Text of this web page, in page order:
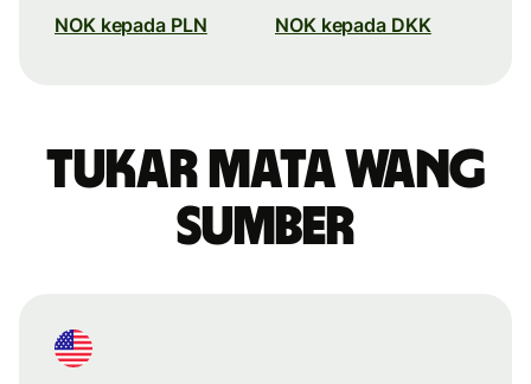
NOK kepada PLN NOK kepada DKK
Tukar mata wang
sumber